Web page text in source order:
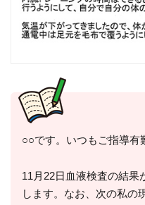
○○です。いつもご指導有
11月22日血液検査の結果
します。なお、次の私の